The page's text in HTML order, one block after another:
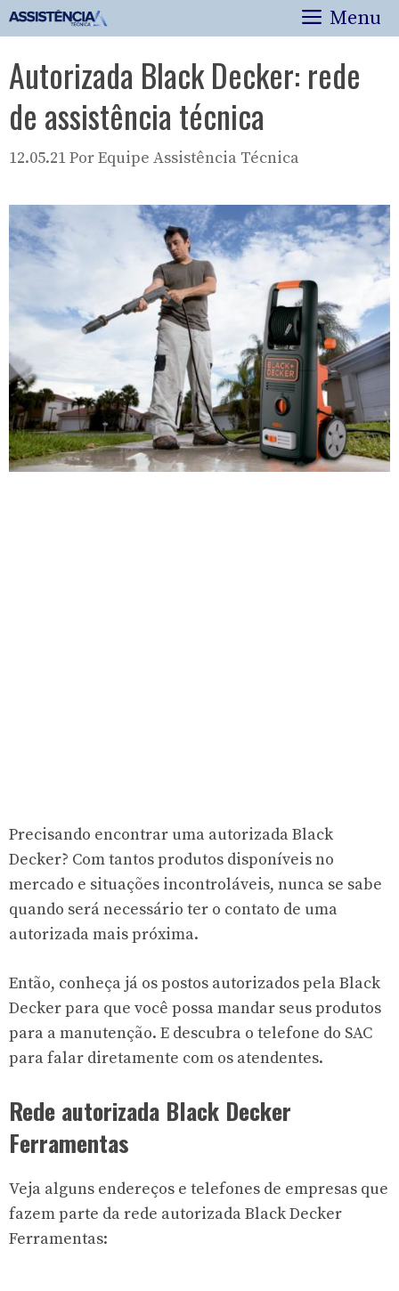
Pular
para
conteúdo
Menu
Autorizada Black Decker: rede
de assistência técnica
12.05.21PorEquipe Assistência Técnica
Precisando encontrar uma autorizada Black
Decker? Com tantos produtos disponíveis no
mercado e situações incontroláveis, nunca se sabe
quando será necessário ter o contato de uma
autorizada mais próxima.
Então, conheça já os postos autorizados pela Black
Decker para que você possa mandar seus produtos
para a manutenção. E descubra o telefone do SAC
para falar diretamente com os atendentes.
Rede autorizada Black Decker
Ferramentas
Veja alguns endereços e telefones de empresas que
fazem parte da rede autorizada Black Decker
Ferramentas: